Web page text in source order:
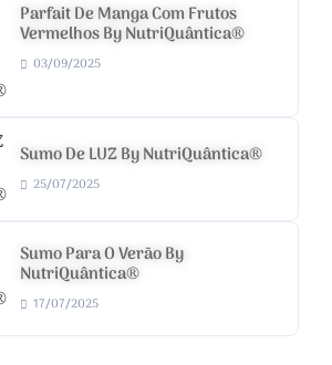
Parfait De Manga Com Frutos
Vermelhos By NutriQuântica®
03/09/2025
Sumo De LUZ By NutriQuântica®
25/07/2025
Sumo Para O Verão By
NutriQuântica®
17/07/2025